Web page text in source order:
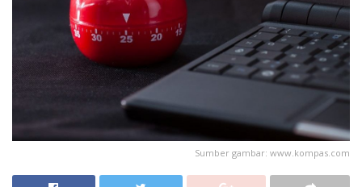
Sumber gambar: www.kompas.com